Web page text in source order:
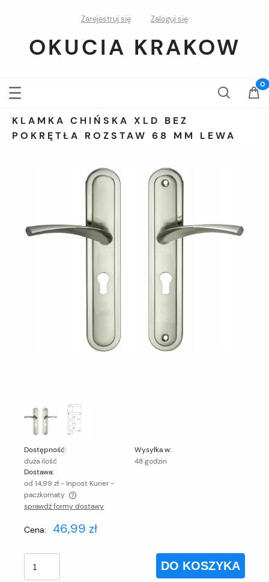
Zarejestruj się Zaloguj się
OKUCIA KRAKOW
KLAMKA CHIŃSKA XLD BEZ
POKRĘTŁA ROZSTAW 68 MM LEWA
Dostępność:
duża ilość
Wysyłka w:
48 godzin
Dostawa:
od 14,99 zł- Inpost Kurier -
paczkomaty
Cena nie zawiera ewentualnych kosztów płatności
sprawdź formy dostawy
Cena: 46,99 zł
DO KOSZYKA